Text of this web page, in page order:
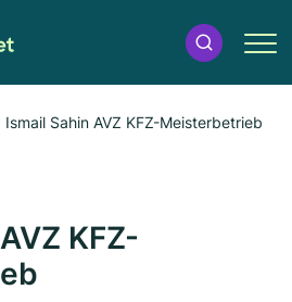
Ismail Sahin AVZ KFZ-Meisterbetrieb
KFZ-